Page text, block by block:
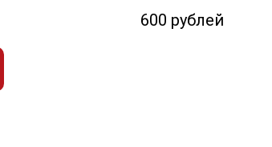
600 рублей